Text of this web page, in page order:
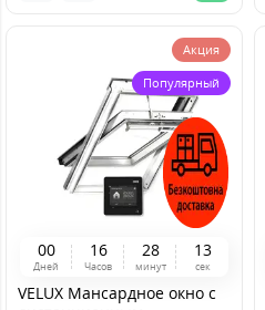
Акция
Популярный
00
Дней
16
Часов
28
минут
13
сек
VELUX Мансардное окно с